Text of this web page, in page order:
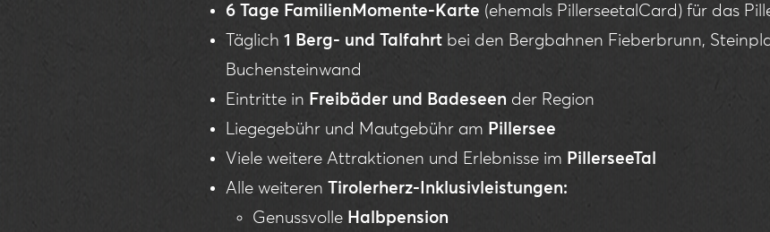
6 Tage FamilienMomente-Karte (ehemals PillerseetalCard) für das
Täglich 1 Berg- und Talfahrt bei den Bergbahnen Fieberbrunn,
Buchensteinwand
Eintritte in Freibäder und Badeseen der Region
Liegegebühr und Mautgebühr am Pillersee
Viele weitere Attraktionen und Erlebnisse im PillerseeTal
Alle weiteren Tirolerherz-Inklusivleistungen:
Genussvolle Halbpension